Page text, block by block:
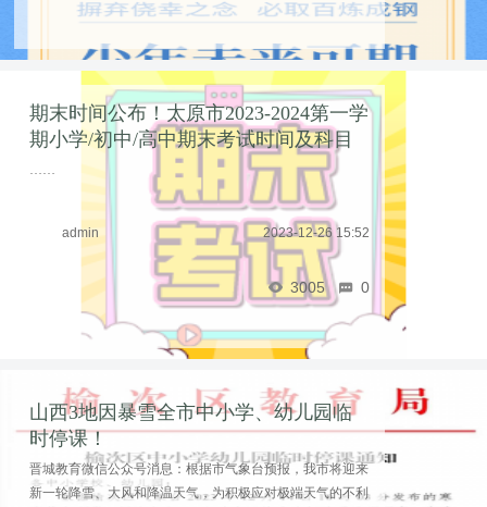
期末时间公布！太原市2023-2024第一学
期小学/初中/高中期末考试时间及科目
admin 2023-12-26 15:52
3005 0
山西3地因暴雪全市中小学、幼儿园临
时停课！
晋城教育微信公众号消息：根据市气象台预报，我市将迎来
新一轮降雪、大风和降温天气，为积极应对极端天气的不利